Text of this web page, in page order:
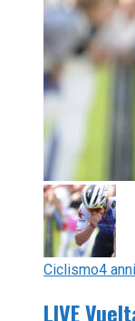
Ciclismo4
LIVE